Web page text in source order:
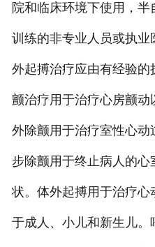
院和临床环境下使用，
训练的非专业人员或执
外起搏治疗应由有经验
颤治疗用于治疗心房颤
外除颤用于治疗室性心
步除颤用于终止病人的
状。体外起搏用于治疗心
于成人、小儿和新生儿